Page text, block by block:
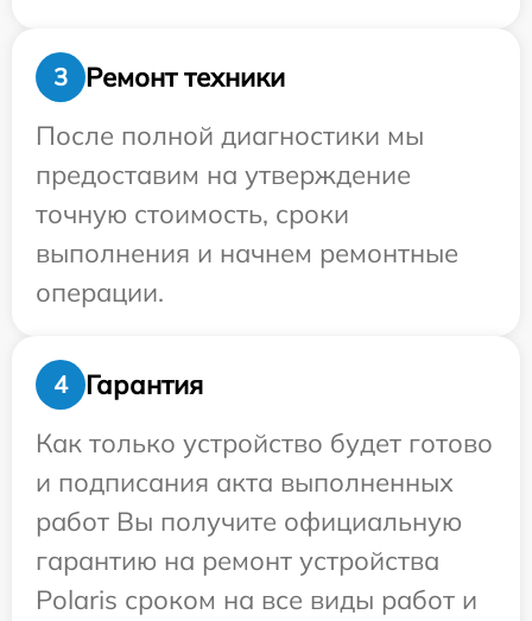
3
Ремонт техники
После полной диагностики мы
предоставим на утверждение
точную стоимость, сроки
выполнения и начнем ремонтные
операции.
4
Гарантия
Как только устройство будет готово
и подписания акта выполненных
работ Вы получите официальную
гарантию на ремонт устройства
Polaris сроком на все виды работ и